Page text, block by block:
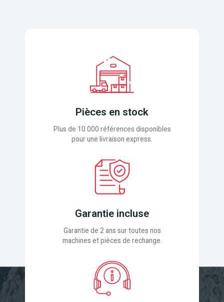
Pièces en stock
Plus de 10 000 références disponibles
pour une livraison express.
Garantie incluse
Garantie de 2 ans sur toutes nos
machines et pièces de rechange.